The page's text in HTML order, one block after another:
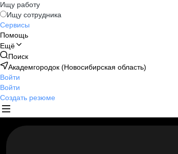
Ищу работу
Ищу сотрудника
Сервисы
Помощь
Ещё
Поиск
Академгородок (Новосибирская область)
Войти
Войти
Создать резюме